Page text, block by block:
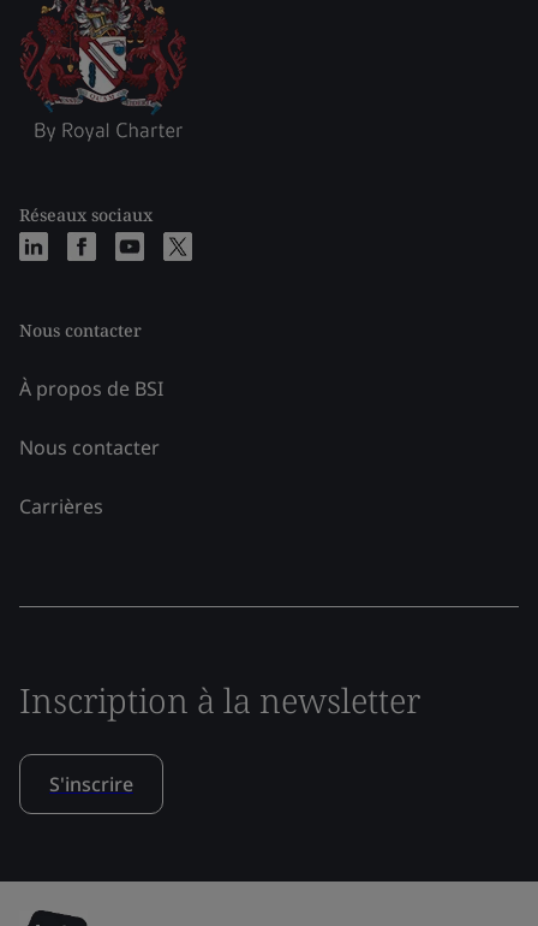
Réseaux sociaux
Nous contacter
À propos de BSI
Nous contacter
Carrières
Inscription à la newsletter
S'inscrire